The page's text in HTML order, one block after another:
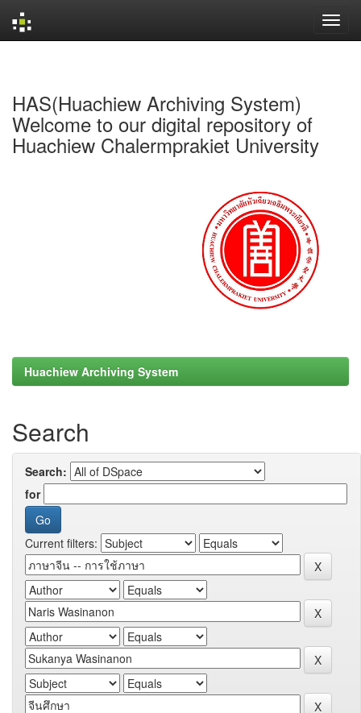
HAS(Huachiew Archiving System)
Welcome to our digital repository of
Huachiew Chalermprakiet University
Huachiew Archiving System
Search
Search:
for
Current filters: